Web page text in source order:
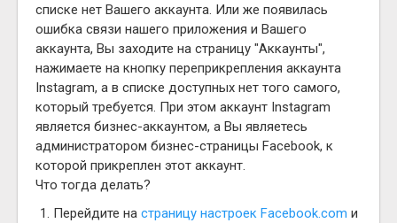
списке нет Вашего аккаунта. Или же появилась
ошибка связи нашего приложения и Вашего
аккаунта, Вы заходите на страницу "Аккаунты",
нажимаете на кнопку переприкрепления аккаунта
Instagram, а в списке доступных нет того самого,
который требуется. При этом аккаунт Instagram
является бизнес-аккаунтом, а Вы являетесь
администратором бизнес-страницы Facebook, к
которой прикреплен этот аккаунт.
Что тогда делать?
Перейдите на страницу настроек Facebook.com и